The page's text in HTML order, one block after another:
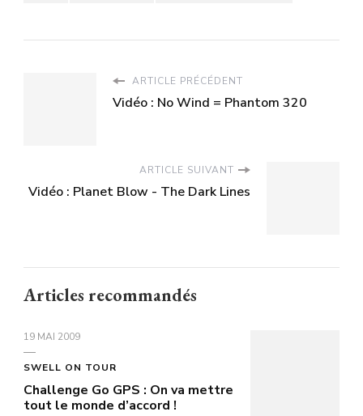
ARTICLE PRÉCÉDENT
Vidéo : No Wind = Phantom 320
ARTICLE SUIVANT
Vidéo : Planet Blow - The Dark Lines
Articles recommandés
19 MAI 2009
SWELL ON TOUR
Challenge Go GPS : On va mettre
tout le monde d’accord !